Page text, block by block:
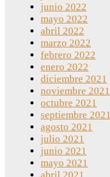
junio 2022
mayo 2022
abril 2022
marzo 2022
febrero 2022
enero 2022
diciembre 2021
noviembre 2021
octubre 2021
septiembre 2021
agosto 2021
julio 2021
junio 2021
mayo 2021
abril 2021